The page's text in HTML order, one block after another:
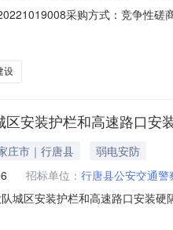
采购方式：竞争性磋
：GXLH2022039采购人名称
设
安装护栏和高速路口安
庄市｜行唐县
弱电安防
招标单位： 行唐县公安交通警
城区安装护栏和高速路口安装